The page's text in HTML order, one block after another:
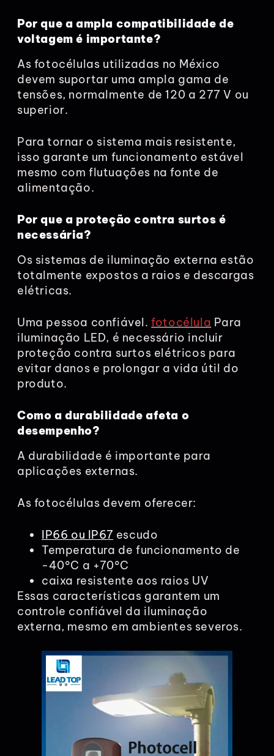
Por que a ampla compatibilidade de
voltagem é importante?
As fotocélulas utilizadas no México
devem suportar uma ampla gama de
tensões, normalmente de 120 a 277 V ou
superior.
Para tornar o sistema mais resistente,
isso garante um funcionamento estável
mesmo com flutuações na fonte de
alimentação.
Por que a proteção contra surtos é
necessária?
Os sistemas de iluminação externa estão
totalmente expostos a raios e descargas
elétricas.
Uma pessoa confiável.fotocélula Para
iluminação LED, é necessário incluir
proteção contra surtos elétricos para
evitar danos e prolongar a vida útil do
produto.
Como a durabilidade afeta o
desempenho?
A durabilidade é importante para
aplicações externas.
As fotocélulas devem oferecer:
IP66 ou IP67 escudo
Temperatura de funcionamento de
-40°C a +70°C
caixa resistente aos raios UV
Essas características garantem um
controle confiável da iluminação
externa, mesmo em ambientes severos.